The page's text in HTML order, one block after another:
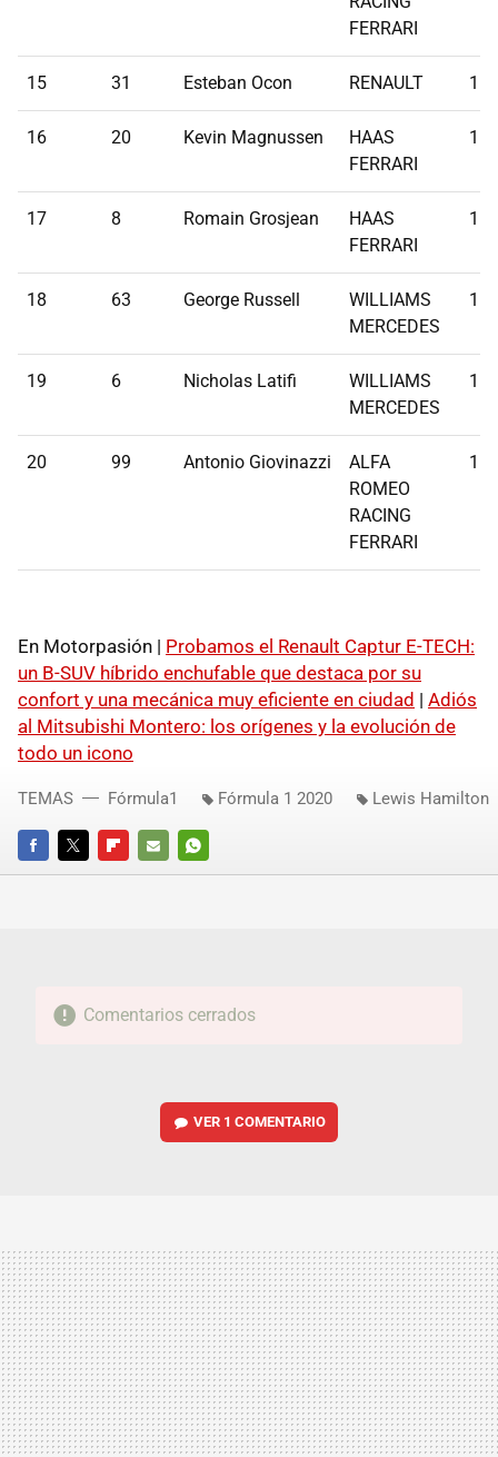
FERRARI
15 31 Esteban Ocon RENAULT
16 20 Kevin Magnussen
HAAS
FERRARI
17 8 Romain Grosjean
HAAS
FERRARI
18 63 George Russell
WILLIAMS
MERCEDES
19 6 Nicholas Latifi
WILLIAMS
MERCEDES
20 99 Antonio Giovinazzi
ALFA
ROMEO
RACING
FERRARI
En Motorpasión | Probamos el Renault Captur E-TECH:
un B-SUV híbrido enchufable que destaca por su
confort y una mecánica muy eficiente en ciudad | Adiós
al Mitsubishi Montero: los orígenes y la evolución de
todo un icono
FACEBOOKTWITTERFLIPBOARD
E-
WHATSAPP
TEMAS Fórmula1 Fórmula 1 2020 Lewis Hamilton
Comentarios cerrados
VER 1 COMENTARIO